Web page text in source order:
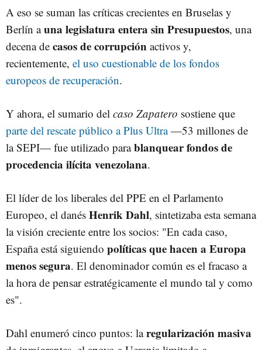
A eso se suman las críticas crecientes en Bruselas y
Berlín auna legislatura entera sin Presupuestos, una
decena de casos de corrupción activos y,
recientemente, el uso cuestionable de los fondos
europeos de recuperación.
Y ahora, el sumario del caso Zapatero sostiene que
parte del rescate público a Plus Ultra—53 millones de
la SEPI— fue utilizado parablanquear fondos de
procedencia ilícita venezolana.
El líder de los liberales del PPE en el Parlamento
Europeo, el danés Henrik Dahl, sintetizaba esta semana
la visión creciente entre los socios: "En cada caso,
España está siguiendo políticas que hacen a Europa
menos segura. El denominador común es el fracaso a
la hora de pensar estratégicamente el mundo tal y como
es".
Dahl enumeró cinco puntos: laregularización masiva